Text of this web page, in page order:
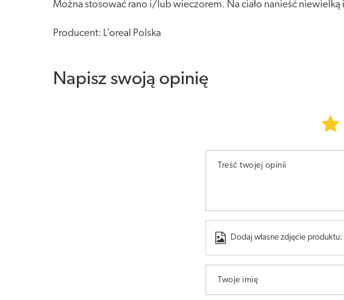
Można stosować rano i/lub wieczorem. Na ciało nanieść
Producent: L’oreal Polska
Napisz swoją opinię
Treść twojej opinii
Dodaj własne zdjęcie produktu:
Twoje imię